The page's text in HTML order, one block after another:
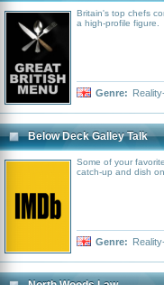
Britain's top chefs
a high-profile figure.
Genre:
Below Deck Galley Talk
Some of your
catch-up and dish
Genre: